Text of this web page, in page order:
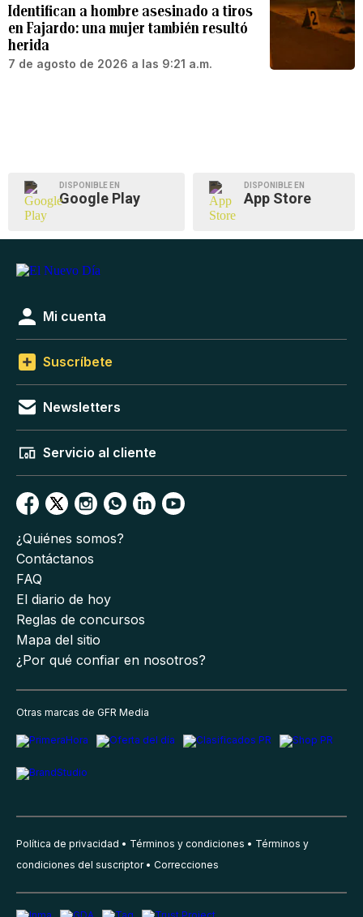
Identifican a hombre asesinado a tiros
en Fajardo: una mujer también resultó
herida
7 de agosto de 2026 a las 9:21 a.m.
DISPONIBLE EN
Google Play
DISPONIBLE EN
App Store
Mi cuenta
Suscríbete
Newsletters
Servicio al cliente
¿Quiénes somos?
Contáctanos
FAQ
El diario de hoy
Reglas de concursos
Mapa del sitio
¿Por qué confiar en nosotros?
Otras marcas de GFR Media
Política de privacidad Términos y condiciones
Términos y
condiciones del suscriptor
Correcciones